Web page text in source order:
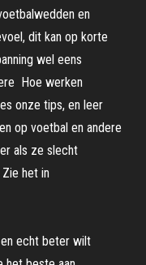
en
dit kan op korte
wel eens
Hoe werken
onze tips, en leer
op voetbal en andere
als ze slecht
het in
echt beter wilt